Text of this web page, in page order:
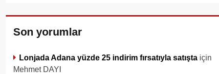
Son yorumlar
Lonjada Adana yüzde 25 indirim fırsatıyla satışta için
Mehmet DAYI